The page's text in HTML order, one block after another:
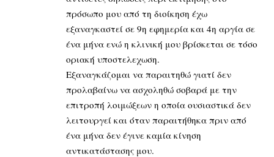
πρόσωπο μου από τη διοίκηση έχω
εξαναγκαστεί σε 9η εφημερία και 4η αργία σε
ένα μήνα ενώ η κλινική μου βρίσκεται σε τόσο
οριακή υποστελεχωση.
Εξαναγκάζομαι να παραιτηθώ γιατί δεν
προλαβαίνω να ασχοληθώ σοβαρά με την
επιτροπή λοιμώξεων η οποία ουσιαστικά δεν
λειτουργεί και όταν παραιτήθηκα πριν από
ένα μήνα δεν έγινε καμία κίνηση
αντικατάστασης μου.